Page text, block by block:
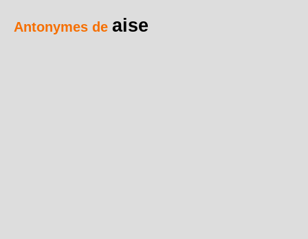
Antonymes de aise